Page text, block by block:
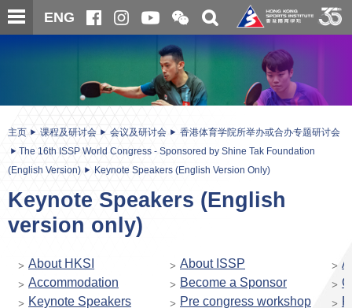
跳
至
ENG
开
合
信
二
维
码
关
搜
主页 课程及研讨会 会议及研讨会
香港体育学院所举办或合办专题研讨会
The 16th ISSP World Congress - Sponsored by Shine Tak Foundation
(English Version)
Keynote Speakers (English Version Only)
Keynote Speakers (English
version only)
About HKSI About ISSP
Accommodation
Become a Sponsor
Keynote Speakers
Pre congress workshop